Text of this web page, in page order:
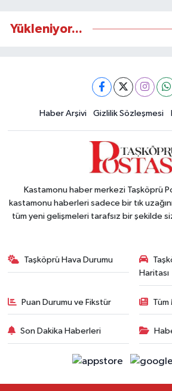
Yükleniyor...
Haber Arşivi Gizlilik Sözleşmesi
Kastamonu haber merkezi Taşköprü
kastamonu haberleri sadece bir tık
tüm yeni gelişmeleri tarafsız bir şekilde
Taşköprü Hava Durumu
Haritası
Puan Durumu ve Fikstür
Son Dakika Haberleri